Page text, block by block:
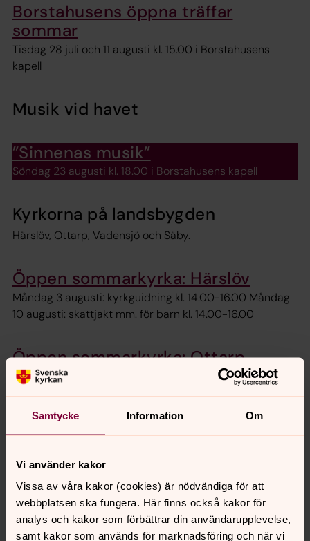
Samtycke Information Om
Vi använder kakor
Vissa av våra kakor (cookies) är nödvändiga för att
webbplatsen ska fungera. Här finns också kakor för
analys och kakor som förbättrar din användarupplevelse,
samt kakor som används för marknadsföring och när vi
Borstahusens öppna träffar
sommar
Tisdag 28 juli och 11 augusti kl. 15.00 i Borstahusens
kapell
Musik vid havet
”Sinnenas musik”
Söndag 23 augusti kl. 18.00 i Borstahusens kapell
Kyrkorna på landsbygden
Härslöv, Ottarp, Vadensjö och Säby.
Öppen sommarkyrka: Härslöv
Måndag 3 augusti: kyrkguidning kl. 14.00-16.00 Måndag
10 augusti: skattjakt mm. för barn kl. 14.00-16.00
Öppen sommarkyrka: Ottarp
Tisdag 4 och 11 augusti kl. 14.00-16.00: guidning av
Öppen sommarkyrka: Säby
Göran som berättar om platsen.
Musik i landsbygdskyrkorna